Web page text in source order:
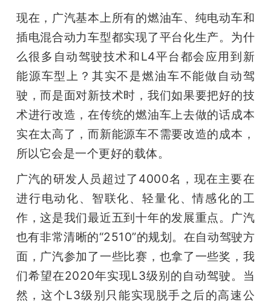
现在，广汽基本上所有的燃油车、纯电动车和
插电混合动力车型都实现了平台化生产。为什
么很多自动驾驶技术和L4平台都会应用到新
能源车型上？其实不是燃油车不能做自动驾
驶，而是面对新技术时，我们如果要把好的技
术进行改造，在传统的燃油车上去做的话成本
实在太高了，而新能源车不需要改造的成本，
所以它会是一个更好的载体。
广汽的研发人员超过了4000名，现在主要在
进行电动化、智联化、轻量化、情感化的工
作，这是我们最近五到十年的发展重点。广汽
也有非常清晰的“2510”的规划。在自动驾驶方
面，广汽参加了一些比赛，也拿了一些奖，我
们希望在2020年实现L3级别的自动驾驶。当
然，这个L3级别只能实现脱手之后的高速公